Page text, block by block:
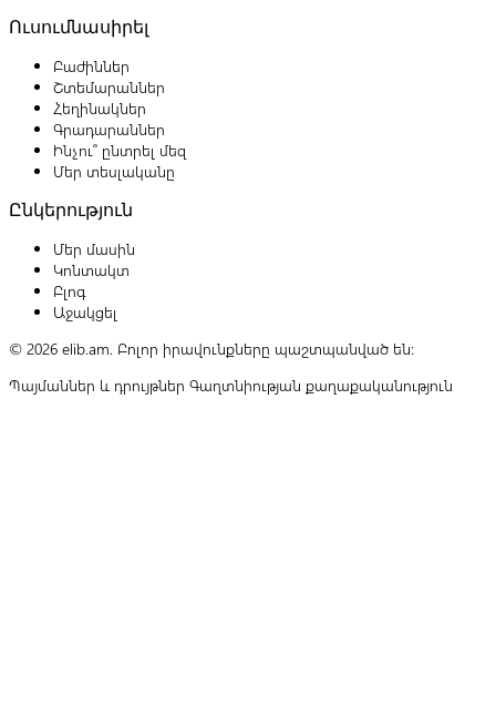
Ուսումնասիրել
Բաժիններ
Շտեմարաններ
Հեղինակներ
Գրադարաններ
Ինչու՞ ընտրել մեզ
Մեր տեսլականը
Ընկերություն
Մեր մասին
Կոնտակտ
Բլոգ
Աջակցել
© 2026 elib.am. Բոլոր իրավունքները պաշտպանված են:
Պայմաններ և դրույթներ Գաղտնիության քաղաքականություն